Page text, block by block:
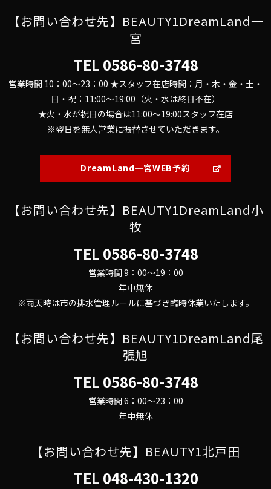
【お問い合わせ先】BEAUTY1DreamLand一
宮
TEL 0586-80-3748
営業時間 10：00～23：00 ★スタッフ在店時間：月・木・金・土・
日・祝：11:00～19:00（火・水は終日不在）
★火・水が祝日の場合は11:00～19:00スタッフ在店
※翌日を無人営業に振替させていただきます。
DreamLand一宮WEB予約
【お問い合わせ先】BEAUTY1DreamLand小
牧
TEL 0586-80-3748
営業時間 9：00～19：00
年中無休
※雨天時は市の排水管理ルールに基づき臨時休業いたします。
【お問い合わせ先】BEAUTY1DreamLand尾
張旭
TEL 0586-80-3748
営業時間 6：00～23：00
年中無休
【お問い合わせ先】BEAUTY1北戸田
TEL 048-430-1320